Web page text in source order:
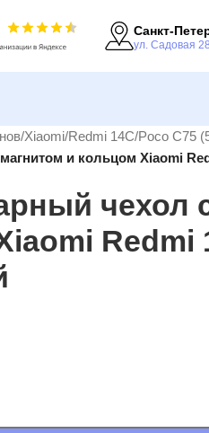
Санкт-
ул. Садовая
/Xiaomi/Redmi 14C/Poco C75
и кольцом Xiaomi
чехол
Redmi